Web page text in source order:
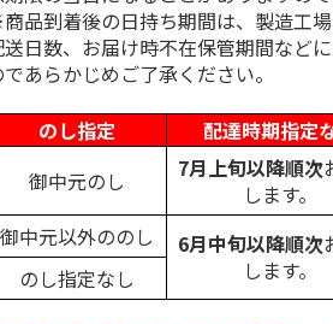
品到着後の日持ち期間は、製造工
送日数、お届け時不在保管期間など
であらかじめご了承ください。
のし指定
配達時期指定
御中元のし
7月上旬以降順次
します。
御中元以外ののし 6月中旬以降順次
します。
のし指定なし